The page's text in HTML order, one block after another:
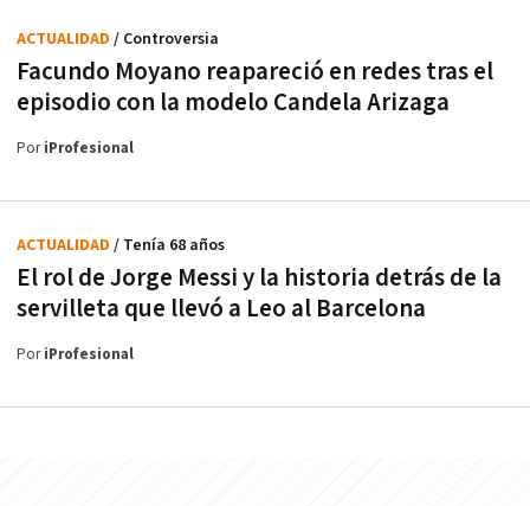
Facundo Moyano reapareció en redes tras el
episodio con la modelo Candela Arizaga
ACTUALIDAD / Controversia
PoriProfesional
El rol de Jorge Messi y la historia detrás de la
servilleta que llevó a Leo al Barcelona
ACTUALIDAD / Tenía 68 años
PoriProfesional